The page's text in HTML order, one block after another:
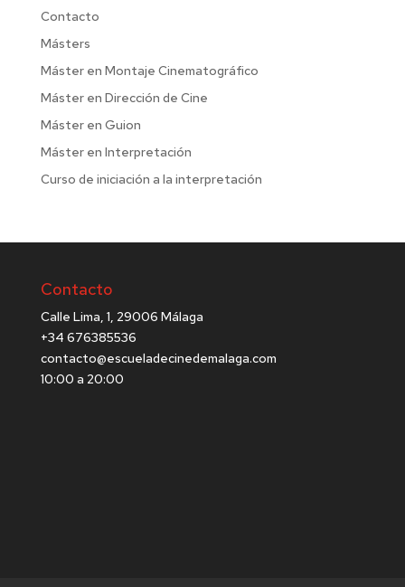
Contacto
Másters
Máster en Montaje Cinematográfico
Máster en Dirección de Cine
Máster en Guion
Máster en Interpretación
Curso de iniciación a la interpretación
Contacto
Calle Lima, 1, 29006 Málaga
+34 676385536
contacto@escueladecinedemalaga.com
10:00 a 20:00